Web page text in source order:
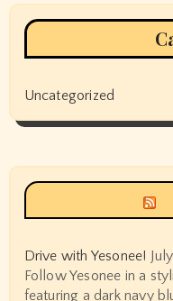
Uncategorized
Drive with Yesonee!
Follow Yesonee in a
featuring a dark navy